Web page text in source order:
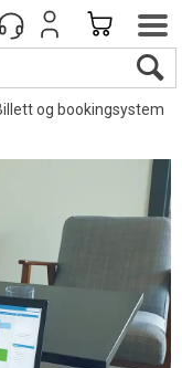
og bookingsystem